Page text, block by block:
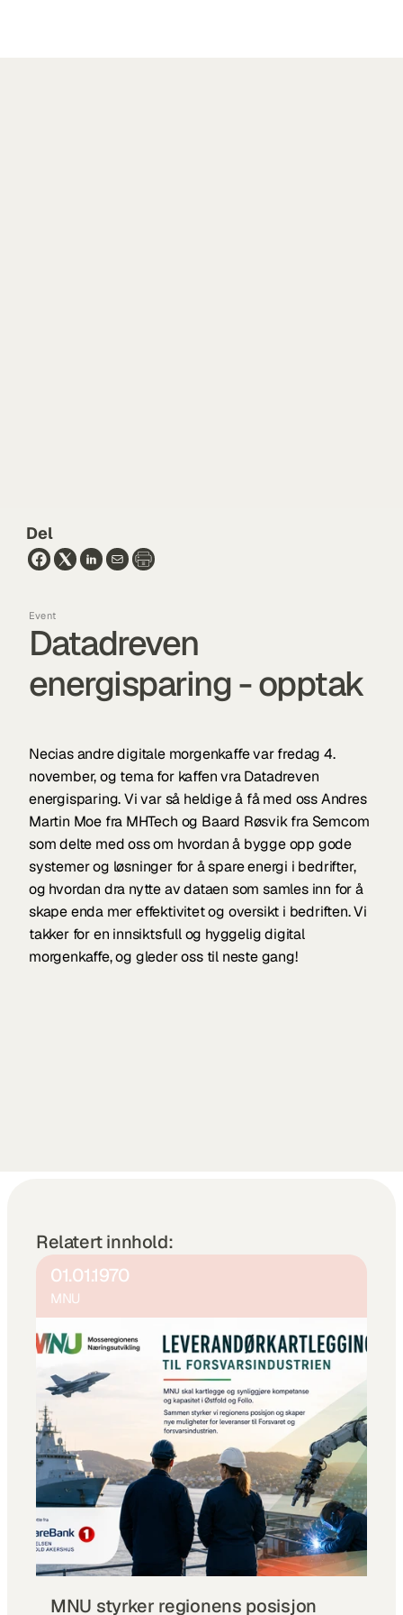
Del
Event
Datadreven
energisparing - opptak
Necias andre digitale morgenkaffe var fredag 4.
november, og tema for kaffen vra Datadreven
energisparing. Vi var så heldige å få med oss Andres
Martin Moe fra MHTech og Baard Røsvik fra Semcom
som delte med oss om hvordan å bygge opp gode
systemer og løsninger for å spare energi i bedrifter,
og hvordan dra nytte av dataen som samles inn for å
skape enda mer effektivitet og oversikt i bedriften. Vi
takker for en innsiktsfull og hyggelig digital
morgenkaffe, og gleder oss til neste gang!
Relatert innhold:
01.01.1970
MNU
MNU styrker regionens posisjon